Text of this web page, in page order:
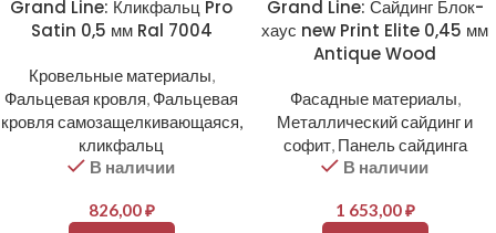
Grand Line: Кликфальц Pro
Satin 0,5 мм Ral 7004
Кровельные материалы,
Фальцевая кровля, Фальцевая
кровля самозащелкивающаяся,
кликфальц
В наличии
826,00₽
Grand Line: Сайдинг Блок-
хаус new Print Elite 0,45 мм
Antique Wood
Фасадные материалы,
Металлический сайдинг и
софит, Панель сайдинга
В наличии
1 653,00₽